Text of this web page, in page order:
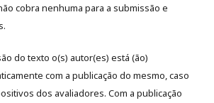
cobra nenhuma para a submissão e
do texto o(s) autor(es) está (ão)
com a publicação do mesmo, caso
dos avaliadores. Com a publicação